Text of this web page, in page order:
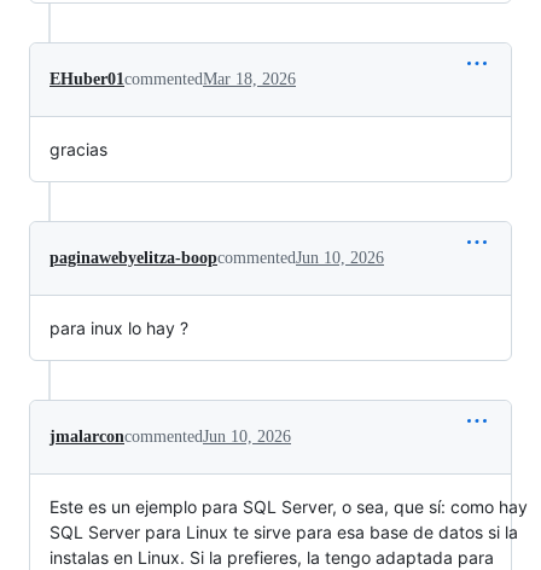
EHuber01commentedMar 18, 2026
gracias
paginawebyelitza-boopcommentedJun 10, 2026
para inux lo hay ?
jmalarconcommentedJun 10, 2026
Este es un ejemplo para SQL Server, o sea, que sí: como hay
SQL Server para Linux te sirve para esa base de datos si la
instalas en Linux. Si la prefieres, la tengo adaptada para